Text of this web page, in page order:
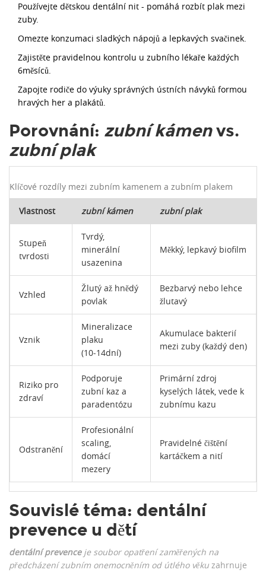
Používejte dětskou dentální nit - pomáhá rozbít plak mezi
zuby.
Omezte konzumaci sladkých nápojů a lepkavých svačinek.
Zajistěte pravidelnou kontrolu u zubního lékaře každých
6měsíců.
Zapojte rodiče do výuky správných ústních návyků formou
hravých her a plakátů.
Porovnání: zubní kámenvs.
zubní plak
Klíčové rozdíly mezi zubním kamenem a zubním plakem
Vlastnost zubní kámen zubní plak
Stupeň
tvrdosti
Tvrdý,
minerální
usazenina
Měkký, lepkavý biofilm
Vzhled
Žlutý až hnědý
povlak
Bezbarvý nebo lehce
žlutavý
Vznik
Mineralizace
plaku
(10‑14dní)
Akumulace bakterií
mezi zuby (každý den)
Riziko pro
zdraví
Podporuje
zubní kaz a
paradentózu
Primární zdroj
kyselých látek, vede k
zubnímu kazu
Odstranění
Profesionální
scaling,
domácí
mezery
Pravidelné čištění
kartáčkem a nití
Souvislé téma: dentální
prevence u dětí
dentální prevence je soubor opatření zaměřených na
předcházení zubním onemocněním od útlého věku zahrnuje